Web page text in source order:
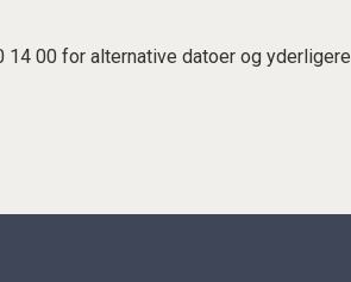
14 00 for alternative datoer og yderligere